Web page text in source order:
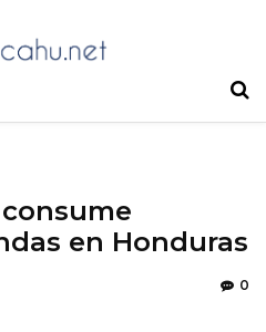
en Honduras
0